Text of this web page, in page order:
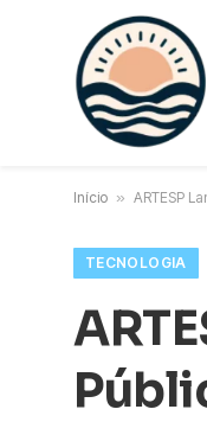
Início » ARTESP
TECNOLOGIA